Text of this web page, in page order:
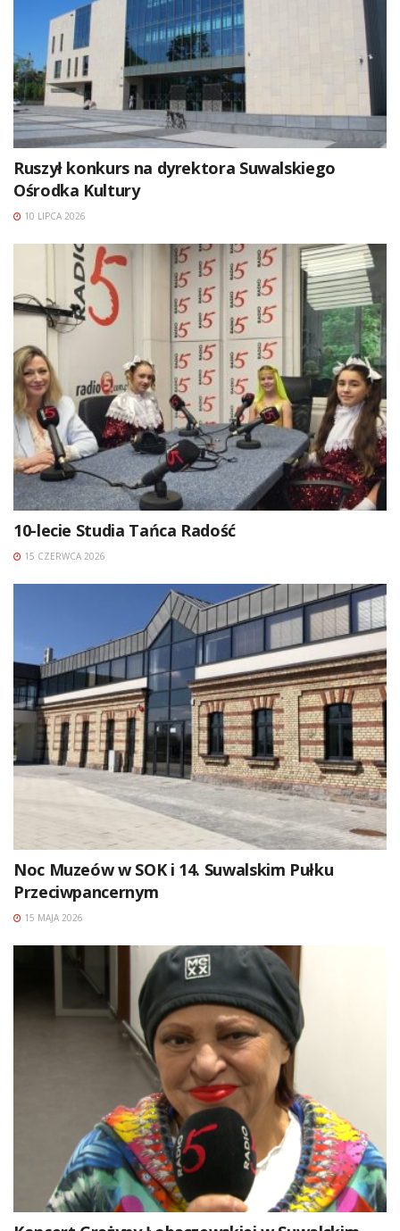
Ruszył konkurs na dyrektora Suwalskiego
Ośrodka Kultury
10 LIPCA 2026
10-lecie Studia Tańca Radość
15 CZERWCA 2026
Noc Muzeów w SOK i 14. Suwalskim Pułku
Przeciwpancernym
15 MAJA 2026